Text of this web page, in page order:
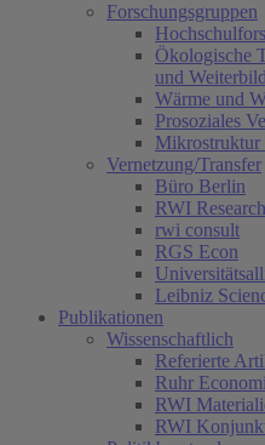
Forschungsgruppen
Ökologische
und
Wärme und
Prosoziales
Mikrostruktur
Vernetzung/Transfer
Büro Berlin
RWI
rwi consult
RGS Econ
Leibniz
Publikationen
Wissenschaftlich
Referierte
Ruhr
RWI
RWI